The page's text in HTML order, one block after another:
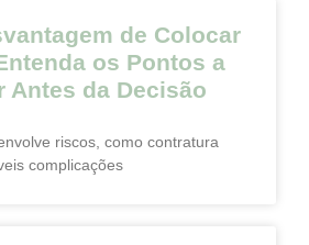
de Colocar
os Pontos a
Antes da Decisão
riscos, como contratura
complicações